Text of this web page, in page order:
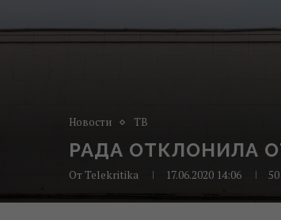
Новости ТВ
РАДА ОТКЛОНИЛА
От Telekritika 17.06.2020 14:06